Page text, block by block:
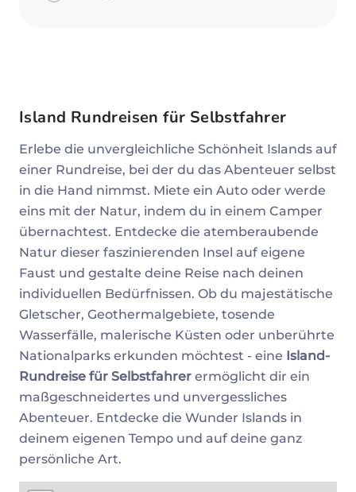
Island Rundreisen für Selbstfahrer
Erlebe die unvergleichliche Schönheit Islands auf
einer Rundreise, bei der du das Abenteuer selbst
in die Hand nimmst. Miete ein Auto oder werde
eins mit der Natur, indem du in einem Camper
übernachtest. Entdecke die atemberaubende
Natur dieser faszinierenden Insel auf eigene
Faust und gestalte deine Reise nach deinen
individuellen Bedürfnissen. Ob du majestätische
Gletscher, Geothermalgebiete, tosende
Wasserfälle, malerische Küsten oder unberührte
Nationalparks erkunden möchtest - eine Island-
Rundreise für Selbstfahrer ermöglicht dir ein
maßgeschneidertes und unvergessliches
Abenteuer. Entdecke die Wunder Islands in
deinem eigenen Tempo und auf deine ganz
persönliche Art.